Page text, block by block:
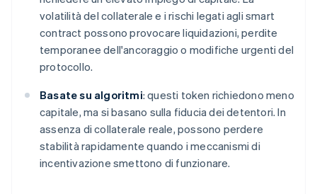
volatilità del collaterale e i rischi legati agli smart
contract possono provocare liquidazioni, perdite
temporanee dell'ancoraggio o modifiche urgenti del
protocollo.
Basate su algoritmi: questi token richiedono meno
capitale, ma si basano sulla fiducia dei detentori. In
assenza di collaterale reale, possono perdere
stabilità rapidamente quando i meccanismi di
incentivazione smettono di funzionare.